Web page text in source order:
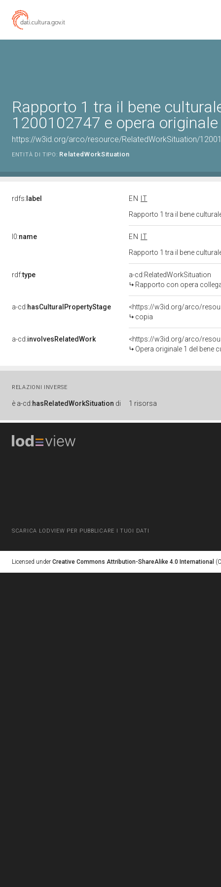
Rapporto 1 tra il bene
1200102747 e opera
https://w3id.org/arco/resource/RelatedWorkSituation/
ENTITÀ DI TIPO: RelatedWorkSituation
rdfs: label EN
IT
Rapporto 1 tra il bene
l0:name EN
IT
Rapporto 1 tra il bene
rdf:type
a-cd:RelatedWorkSituation
Rapporto con opera
a-cd:hasCulturalPropertyStage
<https://w3id.org/arco/
copia
a-cd:involvesRelatedWork
<https://w3id.org/arco/
Opera originale 1 del bene
RELAZIONI INVERSE
è a-cd:hasRelatedWorkSituation di 1 risorsa
SCARICA LODVIEW PER PUBBLICARE I TUOI DATI
Licensed under Creative Commons Attribution-ShareAlike 4.0 International